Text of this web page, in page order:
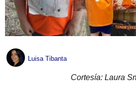
Luisa Tibanta
Cortesía: Laura